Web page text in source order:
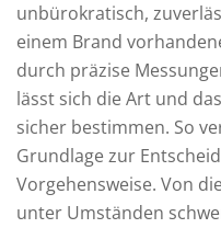
unbürokratisch,
einem Brand
durch präzise
lässt sich die Art und
sicher bestimmen. So
Grundlage zur
Vorgehensweise. Von
unter Umständen